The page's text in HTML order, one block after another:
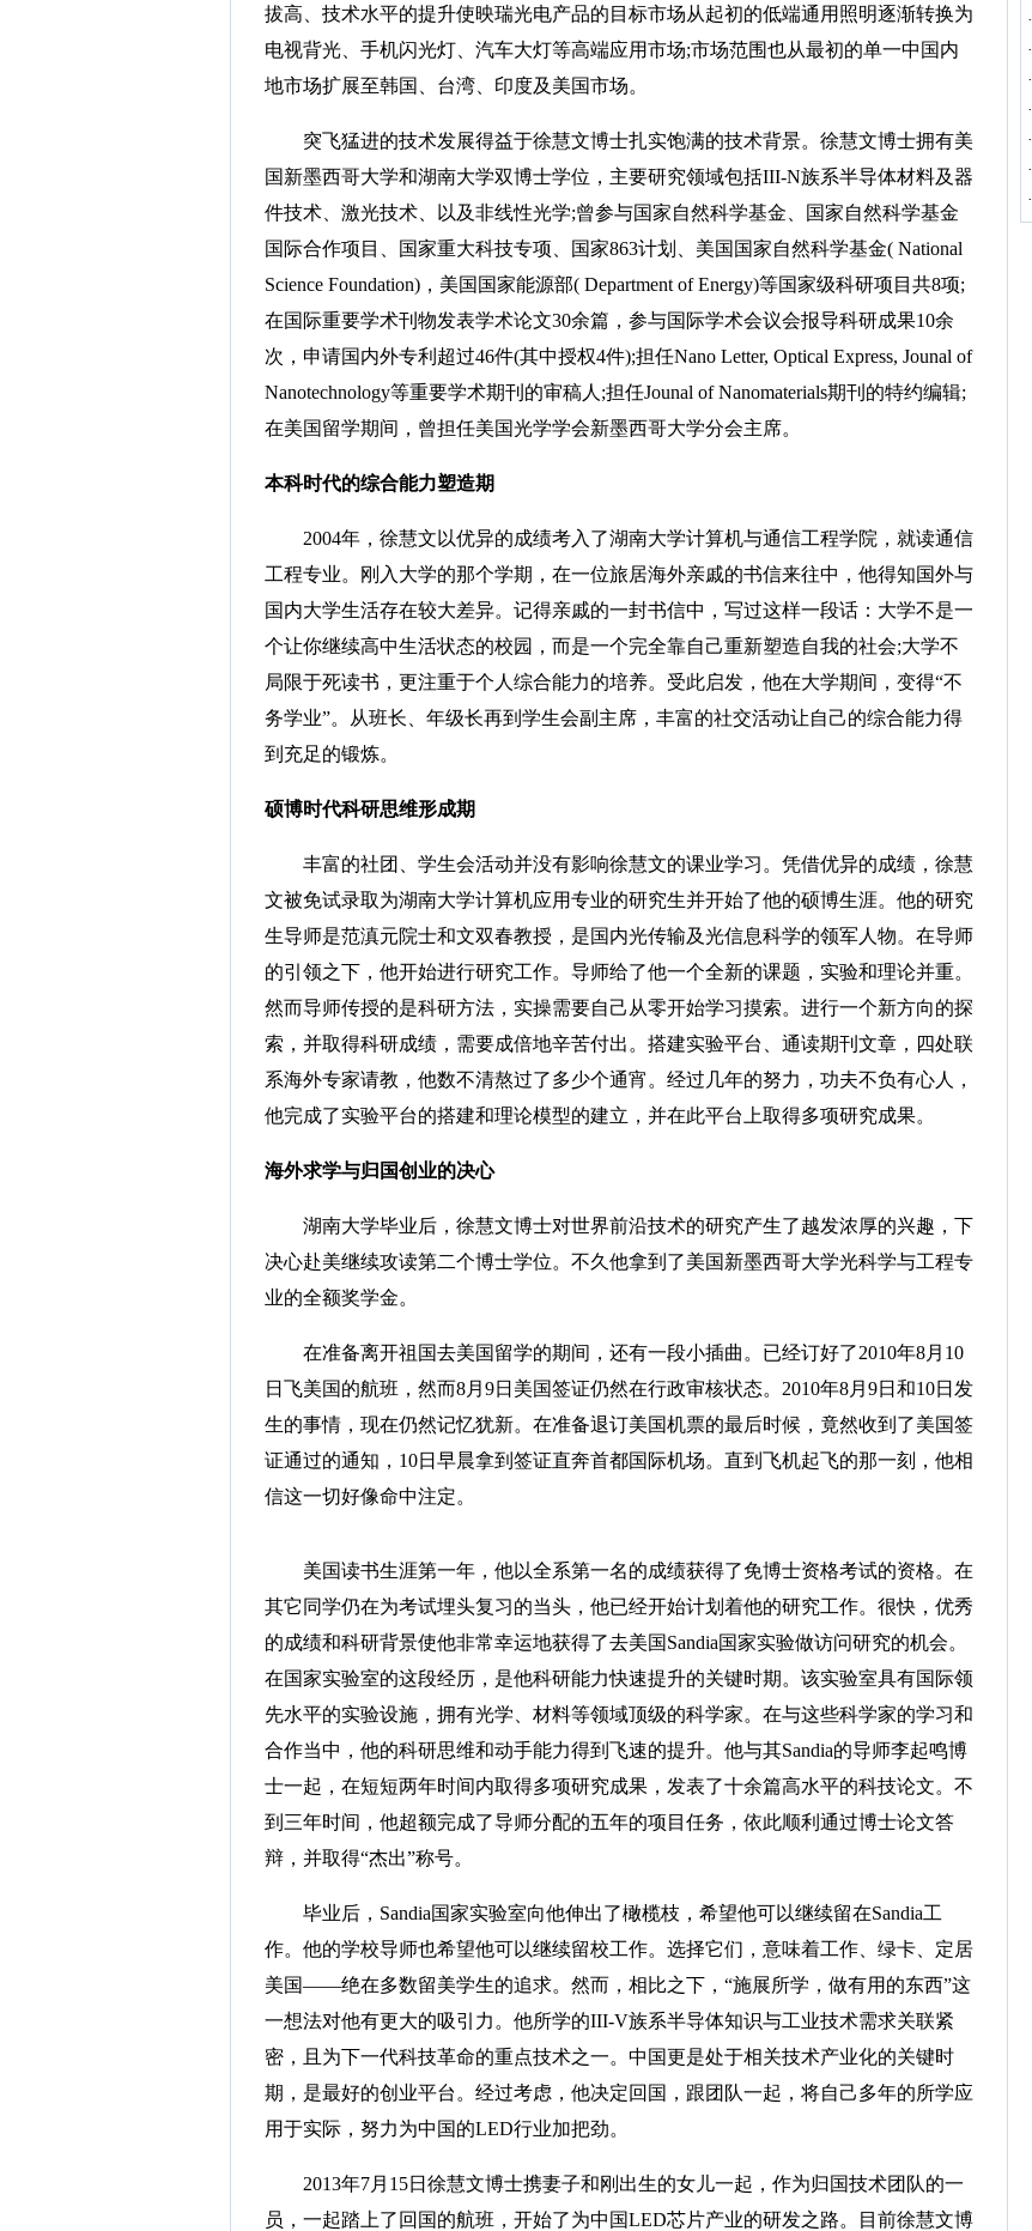
拔高、技术水平的提升使映瑞光电产品的目标市场从起初的低端通用照明逐渐转换为
电视背光、手机闪光灯、汽车大灯等高端应用市场;市场范围也从最初的单一中国内
地市场扩展至韩国、台湾、印度及美国市场。
突飞猛进的技术发展得益于徐慧文博士扎实饱满的技术背景。徐慧文博士拥有美
国新墨西哥大学和湖南大学双博士学位，主要研究领域包括III-N族系半导体材料及器
件技术、激光技术、以及非线性光学;曾参与国家自然科学基金、国家自然科学基金
国际合作项目、国家重大科技专项、国家863计划、美国国家自然科学基金( National
Science Foundation)，美国国家能源部( Department of Energy)等国家级科研项目共8项;
在国际重要学术刊物发表学术论文30余篇，参与国际学术会议会报导科研成果10余
次，申请国内外专利超过46件(其中授权4件);担任Nano Letter, Optical Express, Jounal of
Nanotechnology等重要学术期刊的审稿人;担任Jounal of Nanomaterials期刊的特约编辑;
在美国留学期间，曾担任美国光学学会新墨西哥大学分会主席。
本科时代的综合能力塑造期
2004年，徐慧文以优异的成绩考入了湖南大学计算机与通信工程学院，就读通信
工程专业。刚入大学的那个学期，在一位旅居海外亲戚的书信来往中，他得知国外与
国内大学生活存在较大差异。记得亲戚的一封书信中，写过这样一段话：大学不是一
个让你继续高中生活状态的校园，而是一个完全靠自己重新塑造自我的社会;大学不
局限于死读书，更注重于个人综合能力的培养。受此启发，他在大学期间，变得“不
务学业”。从班长、年级长再到学生会副主席，丰富的社交活动让自己的综合能力得
到充足的锻炼。
硕博时代科研思维形成期
丰富的社团、学生会活动并没有影响徐慧文的课业学习。凭借优异的成绩，徐慧
文被免试录取为湖南大学计算机应用专业的研究生并开始了他的硕博生涯。他的研究
生导师是范滇元院士和文双春教授，是国内光传输及光信息科学的领军人物。在导师
的引领之下，他开始进行研究工作。导师给了他一个全新的课题，实验和理论并重。
然而导师传授的是科研方法，实操需要自己从零开始学习摸索。进行一个新方向的探
索，并取得科研成绩，需要成倍地辛苦付出。搭建实验平台、通读期刊文章，四处联
系海外专家请教，他数不清熬过了多少个通宵。经过几年的努力，功夫不负有心人，
他完成了实验平台的搭建和理论模型的建立，并在此平台上取得多项研究成果。
海外求学与归国创业的决心
湖南大学毕业后，徐慧文博士对世界前沿技术的研究产生了越发浓厚的兴趣，下
决心赴美继续攻读第二个博士学位。不久他拿到了美国新墨西哥大学光科学与工程专
业的全额奖学金。
在准备离开祖国去美国留学的期间，还有一段小插曲。已经订好了2010年8月10
日飞美国的航班，然而8月9日美国签证仍然在行政审核状态。2010年8月9日和10日发
生的事情，现在仍然记忆犹新。在准备退订美国机票的最后时候，竟然收到了美国签
证通过的通知，10日早晨拿到签证直奔首都国际机场。直到飞机起飞的那一刻，他相
信这一切好像命中注定。
美国读书生涯第一年，他以全系第一名的成绩获得了免博士资格考试的资格。在
其它同学仍在为考试埋头复习的当头，他已经开始计划着他的研究工作。很快，优秀
的成绩和科研背景使他非常幸运地获得了去美国Sandia国家实验做访问研究的机会。
在国家实验室的这段经历，是他科研能力快速提升的关键时期。该实验室具有国际领
先水平的实验设施，拥有光学、材料等领域顶级的科学家。在与这些科学家的学习和
合作当中，他的科研思维和动手能力得到飞速的提升。他与其Sandia的导师李起鸣博
士一起，在短短两年时间内取得多项研究成果，发表了十余篇高水平的科技论文。不
到三年时间，他超额完成了导师分配的五年的项目任务，依此顺利通过博士论文答
辩，并取得“杰出”称号。
毕业后，Sandia国家实验室向他伸出了橄榄枝，希望他可以继续留在Sandia工
作。他的学校导师也希望他可以继续留校工作。选择它们，意味着工作、绿卡、定居
美国——绝在多数留美学生的追求。然而，相比之下，“施展所学，做有用的东西”这
一想法对他有更大的吸引力。他所学的III-V族系半导体知识与工业技术需求关联紧
密，且为下一代科技革命的重点技术之一。中国更是处于相关技术产业化的关键时
期，是最好的创业平台。经过考虑，他决定回国，跟团队一起，将自己多年的所学应
用于实际，努力为中国的LED行业加把劲。
2013年7月15日徐慧文博士携妻子和刚出生的女儿一起，作为归国技术团队的一
员，一起踏上了回国的航班，开始了为中国LED芯片产业的研发之路。目前徐慧文博
·
·
·
·
·
·
·